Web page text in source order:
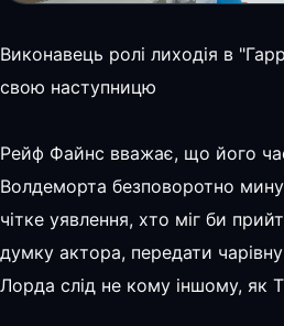
Виконавець ролі лиходія в
свою наступницю
Рейф Файнс вважає, що його
Волдеморта безповоротно
чітке уявлення, хто міг би
думку актора, передати
Лорда слід не кому іншому, як